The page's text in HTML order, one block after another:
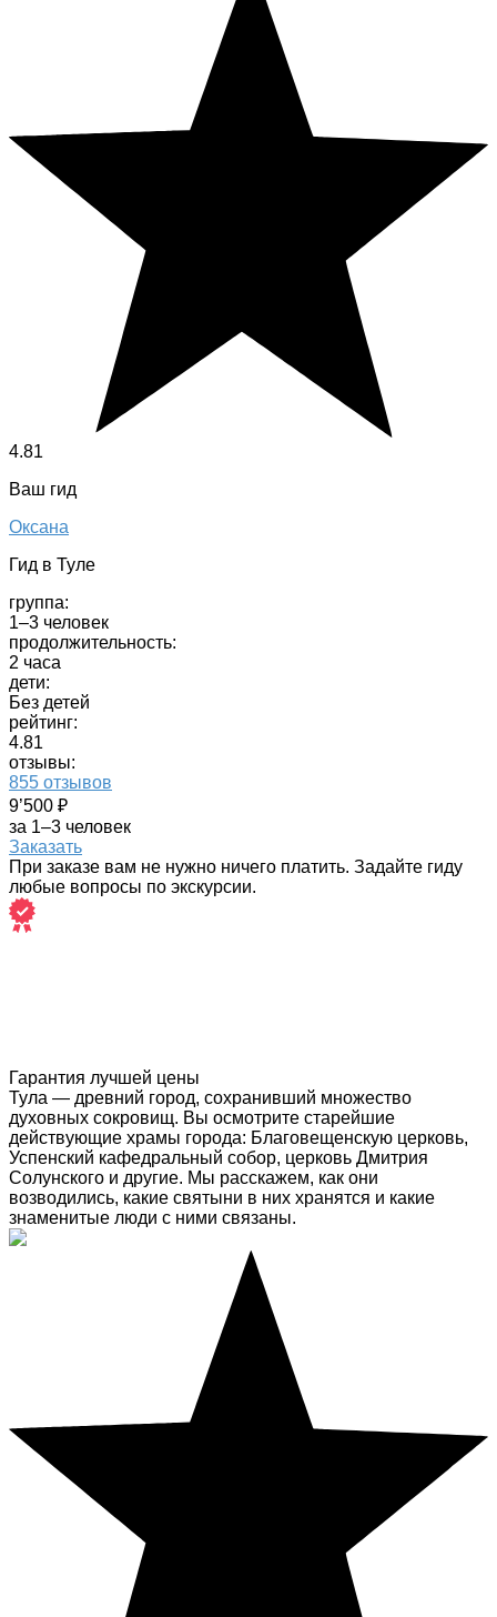
4.81
Ваш гид
Оксана
Гид в Туле
группа:
1–3 человек
продолжительность:
2 часа
дети:
Без детей
рейтинг:
4.81
отзывы:
855 отзывов
9’500 ₽
за 1–3 человек
Заказать
При заказе вам не нужно ничего платить. Задайте гиду
любые вопросы по экскурсии.
Гарантия лучшей цены
Тула — древний город, сохранивший множество
духовных сокровищ. Вы осмотрите старейшие
действующие храмы города: Благовещенскую церковь,
Успенский кафедральный собор, церковь Дмитрия
Солунского и другие. Мы расскажем, как они
возводились, какие святыни в них хранятся и какие
знаменитые люди с ними связаны.